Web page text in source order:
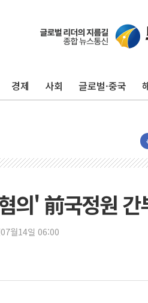
경제 사회 글로벌·중국
의' 前국정원 간
월14일 06:00